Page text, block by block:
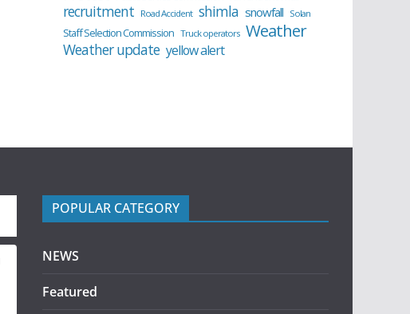
recruitment Road Accident shimla snowfall Solan
Staff Selection Commission Truck operators Weather
Weather update yellow alert
POPULAR CATEGORY
NEWS
Featured